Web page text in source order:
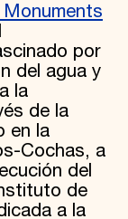
por
del agua y
la
de la
en la
Cochas, a
del
de
a la